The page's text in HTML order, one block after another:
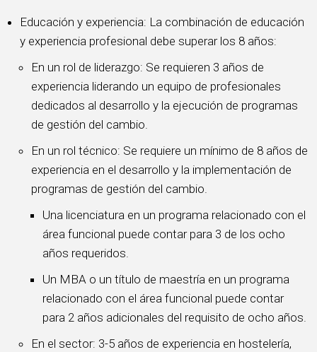
Educación y experiencia: La combinación de educación
y experiencia profesional debe superar los 8 años:
En un rol de liderazgo: Se requieren 3 años de
experiencia liderando un equipo de profesionales
dedicados al desarrollo y la ejecución de programas
de gestión del cambio.
En un rol técnico: Se requiere un mínimo de 8 años de
experiencia en el desarrollo y la implementación de
programas de gestión del cambio.
Una licenciatura en un programa relacionado con el
área funcional puede contar para 3 de los ocho
años requeridos.
Un MBA o un título de maestría en un programa
relacionado con el área funcional puede contar
para 2 años adicionales del requisito de ocho años.
En el sector: 3-5 años de experiencia en hostelería,